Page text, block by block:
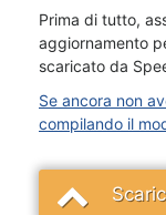
Prima di tutto,
aggiornamento
scaricato da
Se ancora non
compilando il